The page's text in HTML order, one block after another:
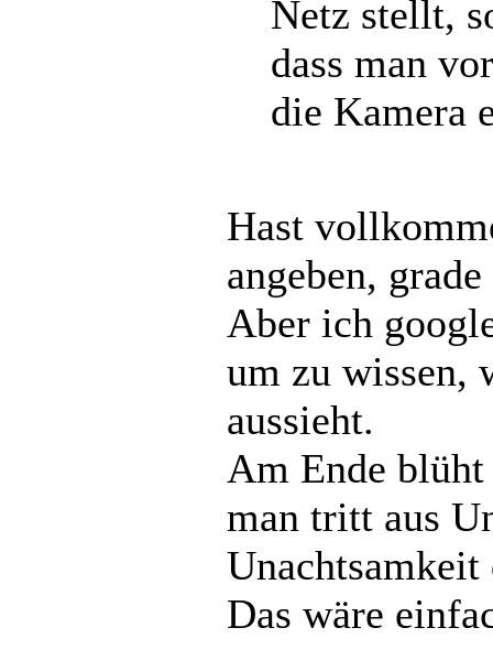
Netz stellt,
dass man
die Kamera
Hast
angeben,
Aber ich
um zu wissen,
aussieht.
Am Ende
man tritt aus
Unachtsamkeit
Das wäre